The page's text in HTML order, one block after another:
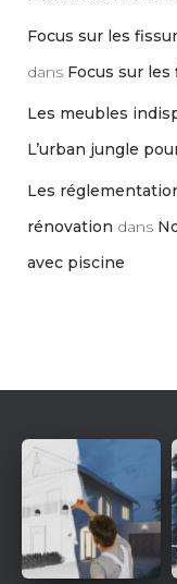
Focus sur les
dans Focus sur
Les meubles
L’urban jungle
Les
rénovation dans
avec piscine